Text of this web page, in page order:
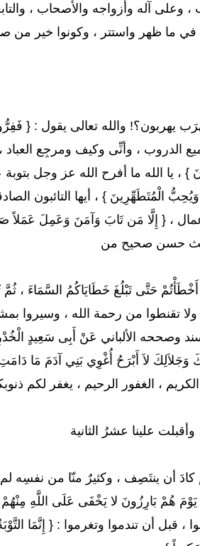
وعلى آله وأزواجه والأصحاب ،
في ما ظهر واستتر ، وكونوا خير من
يهربون؟! والله تعالى يقول : {
الدروب ، وأنِّى وكيف ومرجِع العباد ،
الله ما أفرح الله عز وجل بتوبة
الْمُتَطَهِّرِينَ } ، أيها التائبون
، { إِلَّا مَن تَابَ وَآمَنَ وَعَمِلَ عَمَلاً
حديث حسن صحيح من
حَتَّى تَبْلُغَ خَطَايَاكُمُ السَّمَاءَ ، ثُمَّ
تقنطوا من رحمة الله ، وسيروا
وصححه الألباني عَنْ أَبِى سَعِيدٍ
لاَ أَبْرَحُ أُغْوِي بَنِي آدَمَ مَا دَامَتِ
، الغفور الرحيم ، يغفر لكم
علينا عشرُ الثانية
كادَ أن ينتَصِف ، وكثيرٌ منّا من نفسِه
{ يَوْمَ هُمْ بَارِزُونَ لا يَخْفَى عَلَى اللَّهِ
قبل أن تندموا وتغرموا : { إِنَّمَا